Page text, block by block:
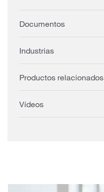
Documentos
Industrias
Productos relacionados
Vídeos